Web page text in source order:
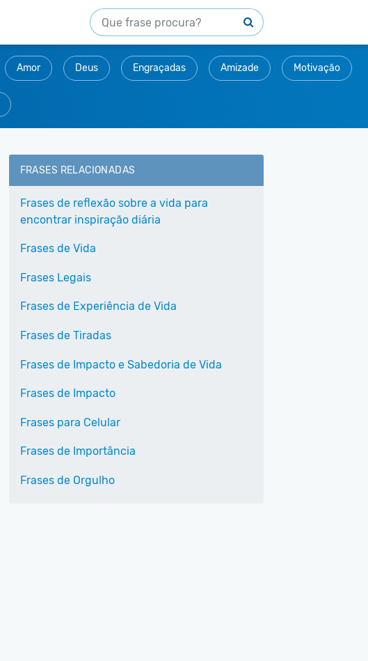
Amor Deus Engraçadas Amizade Motivação
FRASES RELACIONADAS
Frases de reflexão sobre a vida para
encontrar inspiração diária
Frases de Vida
Frases Legais
Frases de Experiência de Vida
Frases de Tiradas
Frases de Impacto e Sabedoria de Vida
Frases de Impacto
Frases para Celular
Frases de Importância
Frases de Orgulho